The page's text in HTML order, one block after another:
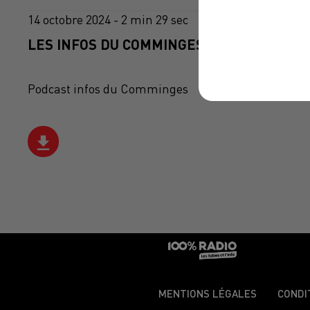
14 octobre 2024 - 2 min 29 sec
LES INFOS DU COMMINGES DU 14/10/2024
Podcast infos du Comminges
MENTIONS LÉGALES